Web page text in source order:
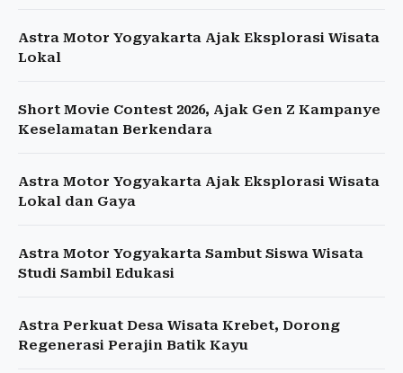
Astra Motor Yogyakarta Ajak Eksplorasi Wisata
Lokal
Short Movie Contest 2026, Ajak Gen Z Kampanye
Keselamatan Berkendara
Astra Motor Yogyakarta Ajak Eksplorasi Wisata
Lokal dan Gaya
Astra Motor Yogyakarta Sambut Siswa Wisata
Studi Sambil Edukasi
Astra Perkuat Desa Wisata Krebet, Dorong
Regenerasi Perajin Batik Kayu